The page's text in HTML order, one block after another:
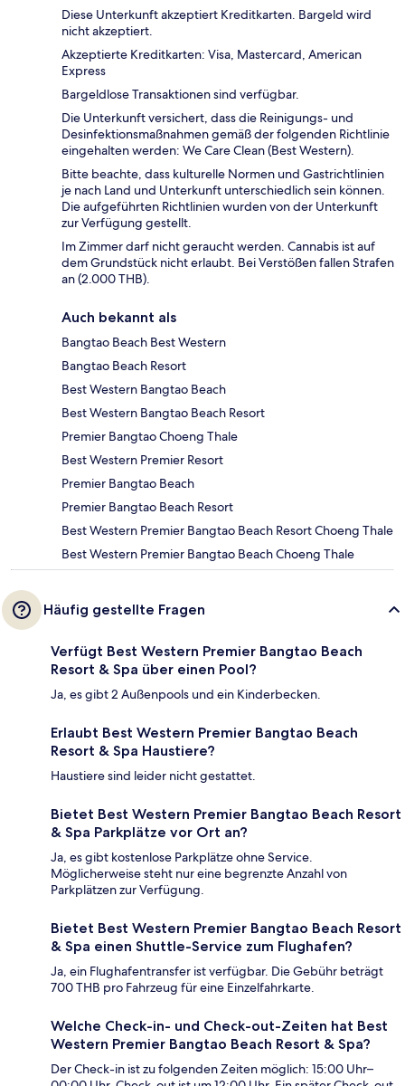
Diese Unterkunft akzeptiert Kreditkarten. Bargeld wird
nicht akzeptiert.
Akzeptierte Kreditkarten: Visa, Mastercard, American
Express
Bargeldlose Transaktionen sind verfügbar.
Die Unterkunft versichert, dass die Reinigungs- und
Desinfektionsmaßnahmen gemäß der folgenden Richtlinie
eingehalten werden: We Care Clean (Best Western).
Bitte beachte, dass kulturelle Normen und Gastrichtlinien
je nach Land und Unterkunft unterschiedlich sein können.
Die aufgeführten Richtlinien wurden von der Unterkunft
zur Verfügung gestellt.
Im Zimmer darf nicht geraucht werden. Cannabis ist auf
dem Grundstück nicht erlaubt. Bei Verstößen fallen Strafen
an (2.000 THB).
Auch bekannt als
Bangtao Beach Best Western
Bangtao Beach Resort
Best Western Bangtao Beach
Best Western Bangtao Beach Resort
Premier Bangtao Choeng Thale
Best Western Premier Resort
Premier Bangtao Beach
Premier Bangtao Beach Resort
Best Western Premier Bangtao Beach Resort Choeng Thale
Best Western Premier Bangtao Beach Choeng Thale
Häufig gestellte Fragen
Verfügt Best Western Premier Bangtao Beach
Resort & Spa über einen Pool?
Ja, es gibt 2 Außenpools und ein Kinderbecken.
Erlaubt Best Western Premier Bangtao Beach
Resort & Spa Haustiere?
Haustiere sind leider nicht gestattet.
Bietet Best Western Premier Bangtao Beach Resort
& Spa Parkplätze vor Ort an?
Ja, es gibt kostenlose Parkplätze ohne Service.
Möglicherweise steht nur eine begrenzte Anzahl von
Parkplätzen zur Verfügung.
Bietet Best Western Premier Bangtao Beach Resort
& Spa einen Shuttle-Service zum Flughafen?
Ja, ein Flughafentransfer ist verfügbar. Die Gebühr beträgt
700 THB pro Fahrzeug für eine Einzelfahrkarte.
Welche Check-in- und Check-out-Zeiten hat Best
Western Premier Bangtao Beach Resort & Spa?
Der Check-in ist zu folgenden Zeiten möglich: 15:00 Uhr–